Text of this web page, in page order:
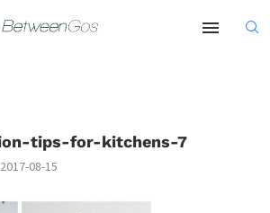
tips-for-kitchens-7
2017-08-15